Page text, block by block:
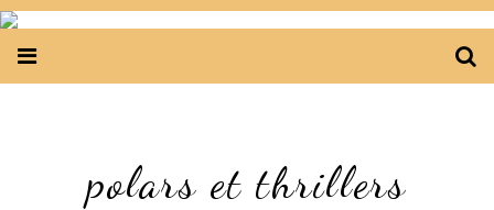
polars et thrillers